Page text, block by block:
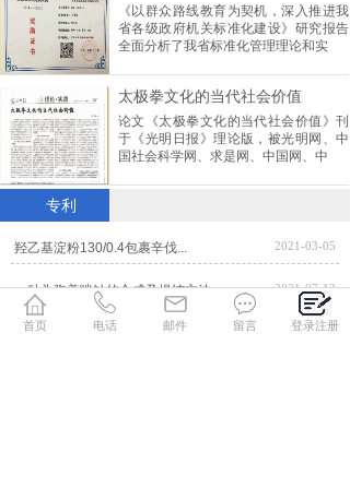
《以群众路线教育为契机，深入推进我
省各级政府机关标准化建设》研究报告
全面分析了我省标准化管理理论和实
太极拳文化的当代社会价值
论文《太极拳文化的当代社会价值》刊
于《光明日报》理论版，被光明网、中
国社会科学网、求是网、中国网、中
专利
羟乙基淀粉130/0.4包裹辛伐... 2021-03-05
一种头孢美唑钠的合成及提纯方法 2021-07-12
电化学制备石墨烯/二氧化锰复合材... 2021-07-10
首页 电话 邮件 留言 登录注册